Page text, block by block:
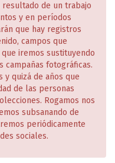
resultado de un trabajo
y en períodos
que hay registros
campos que
iremos sustituyendo
campañas fotográficas.
y quizá de años que
de las personas
Rogamos nos
subsanando de
periódicamente
sociales.